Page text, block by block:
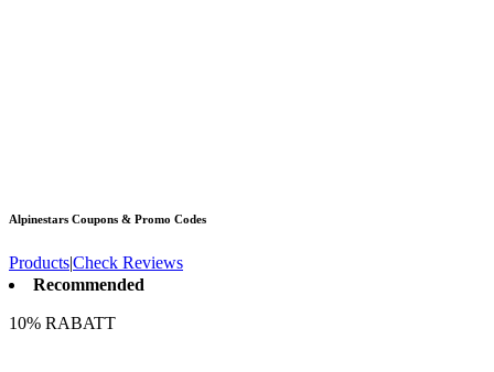
Alpinestars Coupons & Promo Codes
Products|Check Reviews
Recommended
10% RABATT